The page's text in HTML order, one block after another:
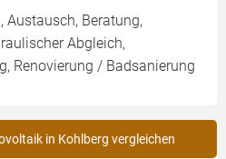
Beratung,
Abgleich,
Renovierung / Badsanierung
in Kohlberg vergleichen